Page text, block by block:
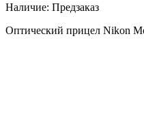
Наличие: Предзаказ
Оптический прицел Nikon